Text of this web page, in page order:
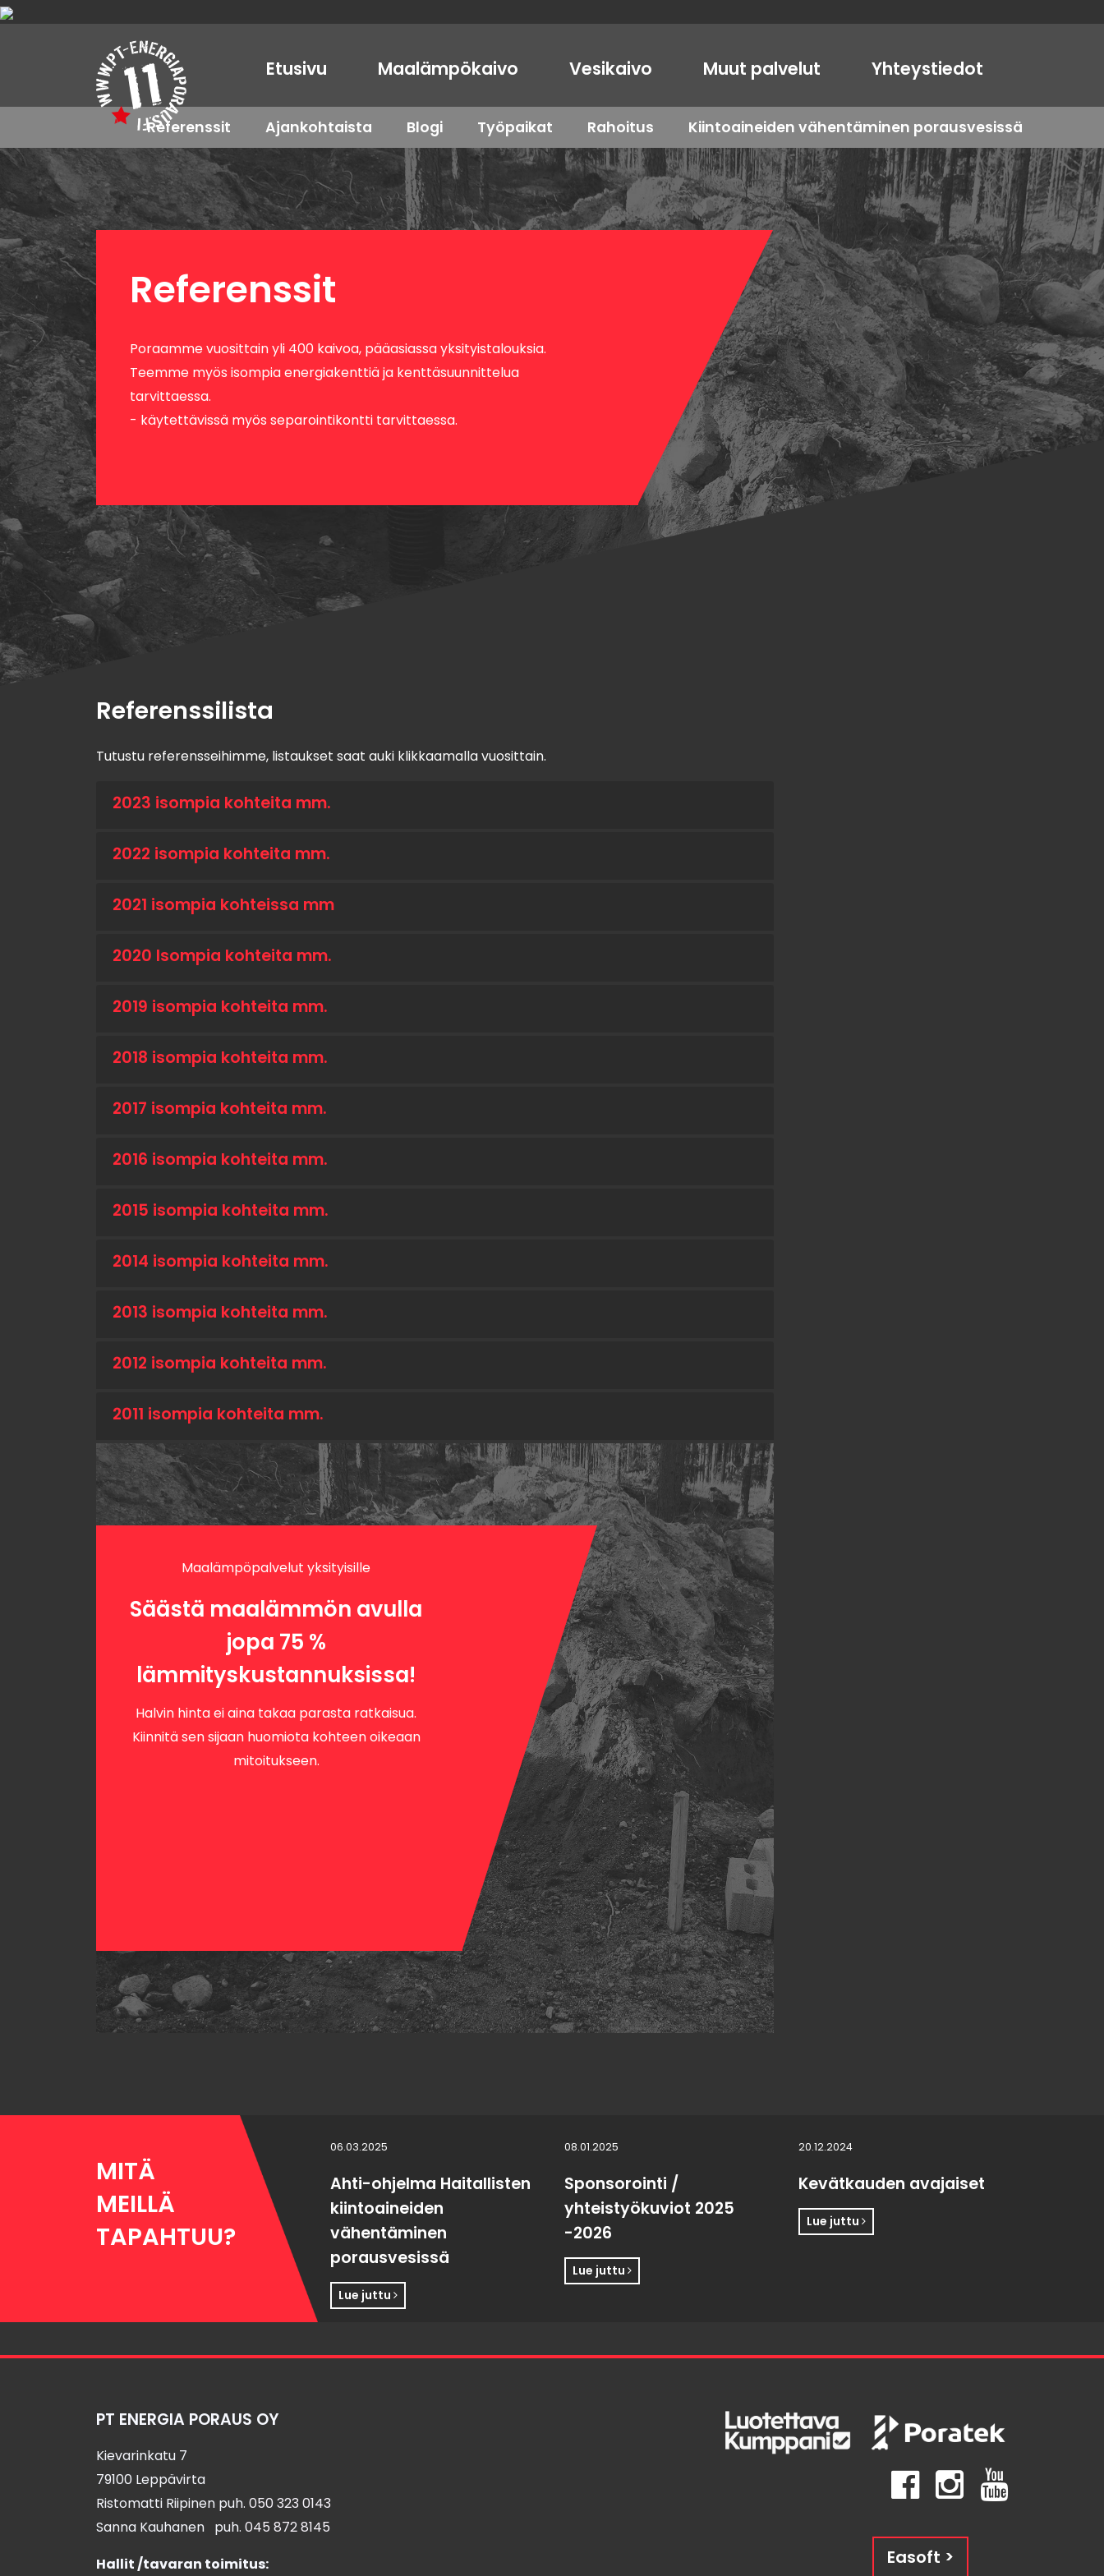
Etusivu Maalämpökaivo Vesikaivo Muut palvelut Yhteystiedot
Referenssit Ajankohtaista Blogi Työpaikat Rahoitus Kiintoaineiden vähentäminen porausvesissä
Referenssit
Poraamme vuosittain yli 400 kaivoa, pääasiassa yksityistalouksia.
Teemme myös isompia energiakenttiä ja kenttäsuunnittelua
tarvittaessa.
- käytettävissä myös separointikontti tarvittaessa.
Referenssilista
Tutustu referensseihimme, listaukset saat auki klikkaamalla vuosittain.
2023 isompia kohteita mm.
2022 isompia kohteita mm.
2021 isompia kohteissa mm
2020 Isompia kohteita mm.
2019 isompia kohteita mm.
2018 isompia kohteita mm.
2017 isompia kohteita mm.
2016 isompia kohteita mm.
2015 isompia kohteita mm.
2014 isompia kohteita mm.
2013 isompia kohteita mm.
2012 isompia kohteita mm.
2011 isompia kohteita mm.
Maalämpöpalvelut yksityisille
Säästä maalämmön avulla
jopa 75 %
lämmityskustannuksissa!
Halvin hinta ei aina takaa parasta ratkaisua.
Kiinnitä sen sijaan huomiota kohteen oikeaan
mitoitukseen.
MITÄ
MEILLÄ
TAPAHTUU?
06.03.2025
Ahti-ohjelma Haitallisten
kiintoaineiden
vähentäminen
porausvesissä
Lue juttu
08.01.2025
Sponsorointi /
yhteistyökuviot 2025
-2026
Lue juttu
20.12.2024
Kevätkauden avajaiset
Lue juttu
PT ENERGIA PORAUS OY
Kievarinkatu 7
79100 Leppävirta
Ristomatti Riipinen puh. 050 323 0143
Sanna Kauhanen puh. 045 872 8145
Hallit /tavaran toimitus:
Easoft >